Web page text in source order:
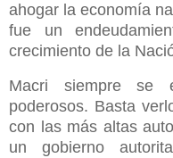
ahogar la economía
fue un
crecimiento de la
Macri siempre se
poderosos. Basta
con las más altas
un gobierno